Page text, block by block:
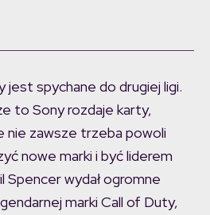
spychane do drugiej ligi.
to Sony rozdaje karty,
nie zawsze trzeba powoli
nowe marki i być liderem
Spencer wydał ogromne
marki Call of Duty,